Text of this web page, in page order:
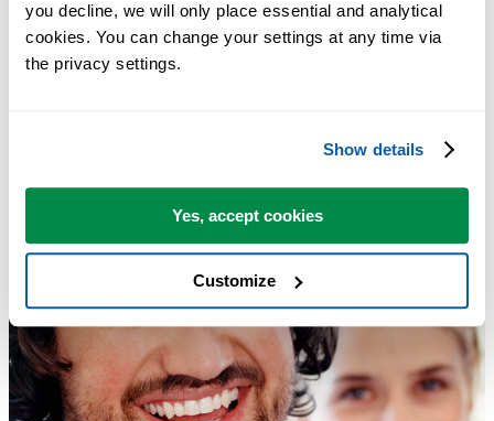
you decline, we will only place essential and analytical
cookies. You can change your settings at any time via
the privacy settings.
Show details
Yes, accept cookies
Customize